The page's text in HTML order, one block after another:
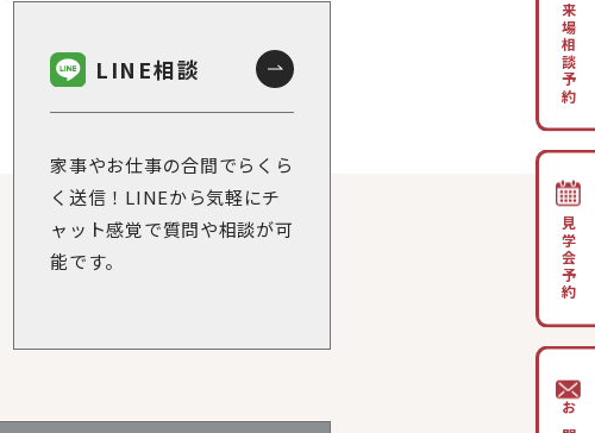
来場相談予約
見学会予約
LINE相談
家事やお仕事の合間でらくら
く送信！LINEから気軽にチ
ャット感覚で質問や相談が可
能です。